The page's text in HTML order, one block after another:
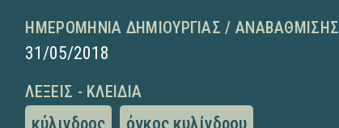
ΗΜΕΡΟΜΗΝΊΑ ΔΗΜΙΟΥΡΓΊΑΣ / ΑΝΑΒΆΘΜΙΣΗΣ
31/05/2018
ΛΈΞΕΙΣ - ΚΛΕΙΔΙΆ
κύλινδρος όγκος κυλίνδρου